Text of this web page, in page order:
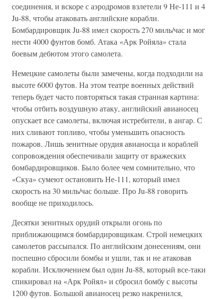
соединения, и вскоре с аэродромов взлетели 9 Не-111 и 4
Ju-88, чтобы атаковать английские корабли.
Бомбардировщик Ju-88 имел скорость 270 миль/час и мог
нести 4000 фунтов бомб. Атака «Арк Ройяла» стала
боевым дебютом этого самолета.
Немецкие самолеты были замечены, когда подходили на
высоте 6000 футов. На этом театре военных действий
теперь будет часто повторяться такая странная картина:
чтобы отбить воздушную атаку, английский авианосец
опускает все самолеты, включая истребители, в ангар. С
них сливают топливо, чтобы уменьшить опасность
пожаров. Лишь зенитные орудия авианосца и кораблей
сопровождения обеспечивали защиту от вражеских
бомбардировщиков. Было более чем сомнительно, что
«Скуа» сумеют остановить Не-111, который имел
скорость на 30 миль/час больше. Про Ju-88 говорить
вообще не приходилось.
Десятки зенитных орудий открыли огонь по
приближающимся бомбардировщикам. Строй немецких
самолетов рассыпался. По английским донесениям, они
поспешно сбросили бомбы и ушли, так и не атаковав
корабли. Исключением был один Ju-88, который все-таки
спикировал на «Арк Ройял» и сбросил бомбу с высоты
1200 футов. Большой авианосец резко накренился,